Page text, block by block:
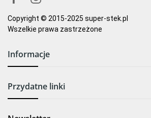
Copyright © 2015-2025 super-stek.pl
Wszelkie prawa zastrzeżone
Informacje
Przydatne linki